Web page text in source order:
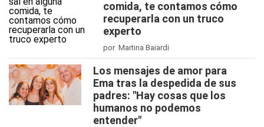
comida, te contamos cómo
recuperarla con un truco
experto
por Martina Baiardi
Los mensajes de amor para
Ema tras la despedida de sus
padres: "Hay cosas que los
humanos no podemos
entender"